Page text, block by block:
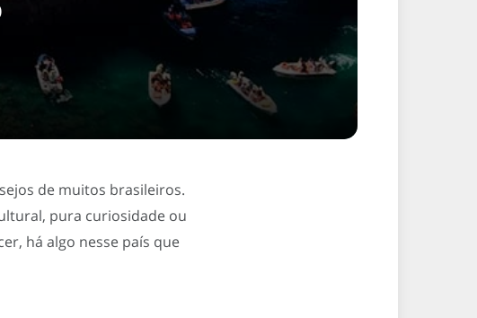
de muitos brasileiros.
pura curiosidade ou
há algo nesse país que